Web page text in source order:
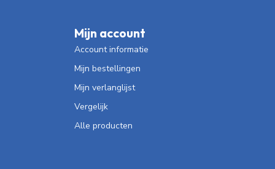
Mijn account
Account informatie
Mijn bestellingen
Mijn verlanglijst
Vergelijk
Alle producten